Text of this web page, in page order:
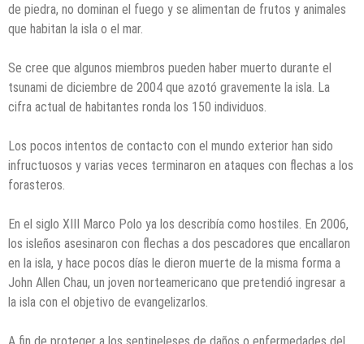
de piedra, no dominan el fuego y se alimentan de frutos y animales
que habitan la isla o el mar.
Se cree que algunos miembros pueden haber muerto durante el
tsunami de diciembre de 2004 que azotó gravemente la isla. La
cifra actual de habitantes ronda los 150 individuos.
Los pocos intentos de contacto con el mundo exterior han sido
infructuosos y varias veces terminaron en ataques con flechas a los
forasteros.
En el siglo XIII Marco Polo ya los describía como hostiles. En 2006,
los isleños asesinaron con flechas a dos pescadores que encallaron
en la isla, y hace pocos días le dieron muerte de la misma forma a
John Allen Chau, un joven norteamericano que pretendió ingresar a
la isla con el objetivo de evangelizarlos.